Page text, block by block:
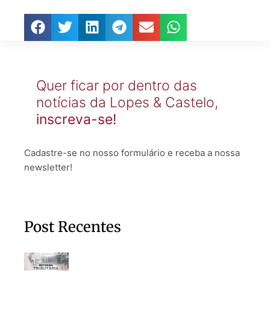
Quer ficar por dentro das
notícias da Lopes & Castelo,
inscreva-se!
Cadastre-se no nosso formulário e receba a nossa
newsletter!
Post Recentes